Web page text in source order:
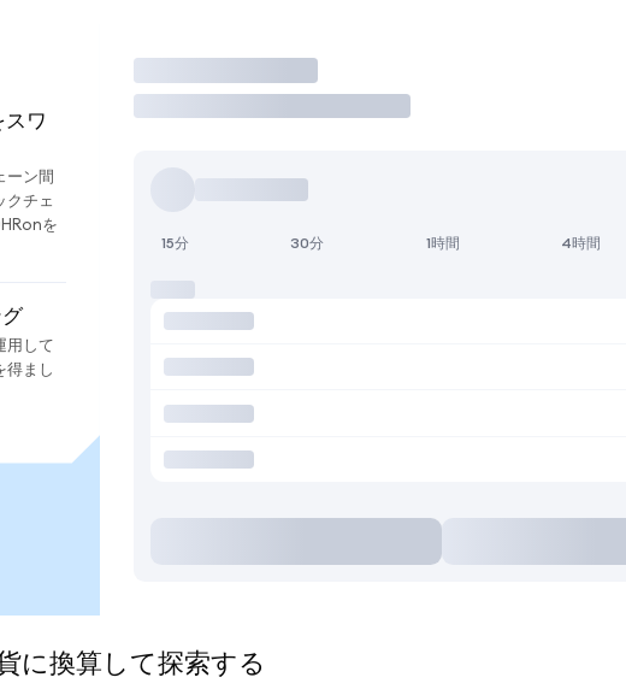
ワ
ーン間
クチェ
を
用して
得まし
取引
15分 30分 1時間 4時間
換算して探索する